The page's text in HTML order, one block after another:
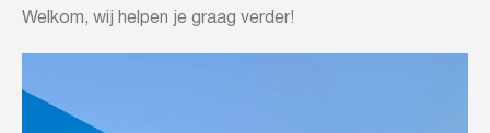
Welkom, wij helpen je graag verder!